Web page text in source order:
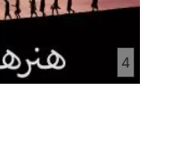
4